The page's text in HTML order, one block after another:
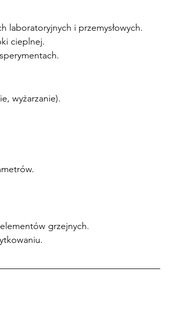
laboratoryjnych i przemysłowych.
cieplnej.
wyżarzanie).
grzejnych.